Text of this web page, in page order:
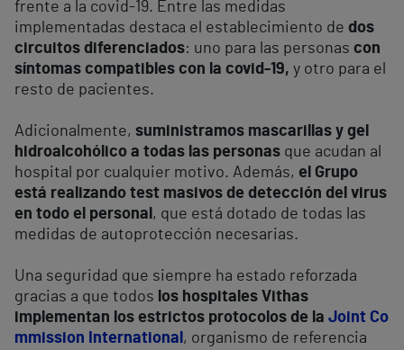
frente a la covid-19. Entre las medidas
implementadas destaca el establecimiento de dos
circuitos diferenciados: uno para las personas con
síntomas compatibles con la covid-19, y otro para el
resto de pacientes.
Adicionalmente, suministramos mascarillas y gel
hidroalcohólico a todas las personas que acudan al
hospital por cualquier motivo. Además, el Grupo
está realizando test masivos de detección del virus
en todo el personal , que está dotado de todas las
medidas de autoprotección necesarias.
Una seguridad que siempre ha estado reforzada
gracias a que todos los hospitales Vithas
implementan los estrictos protocolos de la Joint Co
mmission International , organismo de referencia